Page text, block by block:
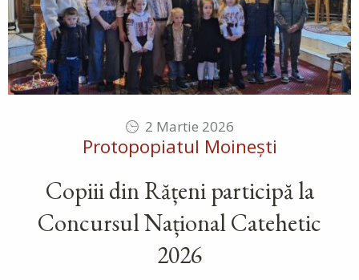
2 Martie 2026
Protopopiatul Moinești
Copiii din Rățeni participă la
Concursul Național Catehetic
2026